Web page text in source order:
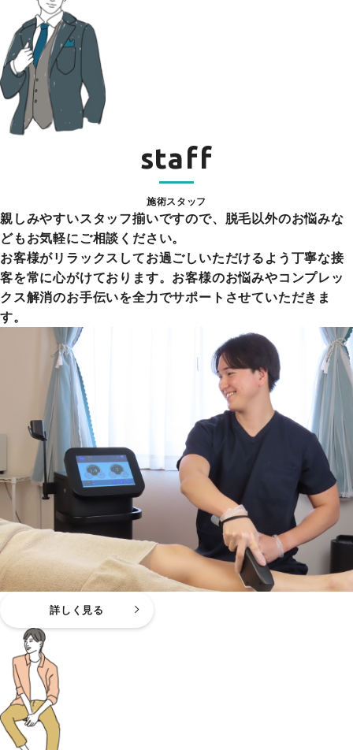
staff
施術スタッフ
親しみやすいスタッフ揃いですので、脱毛以外のお悩みな
どもお気軽にご相談ください。
お客様がリラックスしてお過ごしいただけるよう丁寧な接
客を常に心がけております。お客様のお悩みやコンプレッ
クス解消のお手伝いを全力でサポートさせていただきま
す。
詳しく見る